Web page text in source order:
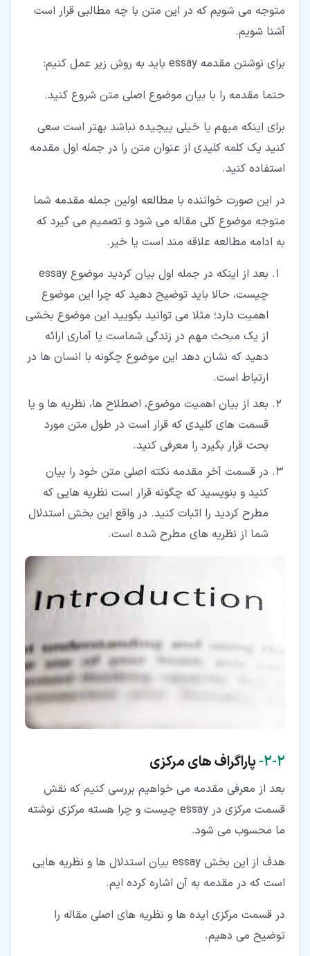
متوجه می شویم که در این متن با چه مطالبی قرار است
آشنا شویم.
برای نوشتن مقدمه essay باید به روش زیر عمل کنیم:
حتما مقدمه را با بیان موضوع اصلی متن شروع کنید.
برای اینکه مبهم یا خیلی پیچیده نباشد بهتر است سعی
کنید یک کلمه کلیدی از عنوان متن را در جمله اول مقدمه
استفاده کنید.
در این صورت خواننده با مطالعه اولین جمله مقدمه شما
متوجه موضوع کلی مقاله می شود و تصمیم می گیرد که
به ادامه مطالعه علاقه مند است یا خیر.
بعد از اینکه در جمله اول بیان کردید موضوع essay
چیست، حالا باید توضیح دهید که چرا این موضوع
اهمیت دارد؛ مثلا می توانید بگویید این موضوع بخشی
از یک مبحث مهم در زندگی شماست یا آماری ارائه
دهید که نشان دهد این موضوع چگونه با انسان ها در
ارتباط است.
بعد از بیان اهمیت موضوع، اصطلاح ها، نظریه ها و یا
قسمت های کلیدی که قرار است در طول متن مورد
بحث قرار بگیرد را معرفی کنید.
در قسمت آخر مقدمه نکته اصلی متن خود را بیان
کنید و بنویسید که چگونه قرار است نظریه هایی که
مطرح کردید را اثبات کنید. در واقع این بخش استدلال
شما از نظریه های مطرح شده است.
۲‏-‏۲‏- پاراگراف های مرکزی
بعد از معرفی مقدمه می خواهیم بررسی کنیم که نقش
قسمت مرکزی در essay چیست و چرا هسته مرکزی نوشته
ما محسوب می شود.
هدف از این بخش essay بیان استدلال ها و نظریه هایی
است که در مقدمه به آن اشاره کرده ایم.
در قسمت مرکزی ایده ها و نظریه های اصلی مقاله را
توضیح می دهیم.